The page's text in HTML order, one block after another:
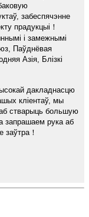
забеспячэнне
прадукцыі！
і замежнымі
Паўднёвая
Азія, Блізкі
дакладнасцю
кліентаў, мы
стварыць большую
запрашаем рука аб
заўтра！